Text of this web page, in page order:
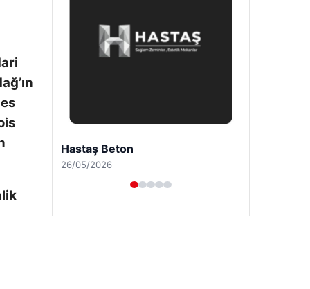
Enes Kaplan Avukatlık Bürosu
28/04/2026